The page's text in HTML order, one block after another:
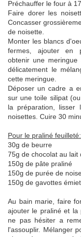
Préchauffer le four à
Faire dorer les
Concasser
de noisette.
Monter les blancs
fermes, ajouter en
obtenir une meringue
délicatement le
cette meringue.
Déposer un cadre a
sur une toile silipat
la préparation, lisser
noisettes. Cuire 30
Pour le praliné feuilleté:
30g de beurre
75g de chocolat au lait
150g de pâte praliné
150g de purée de
150g de gavottes
Au bain marie, faire
ajouter le praliné et la
ne pas hésiter a
l'assouplir. Mélanger